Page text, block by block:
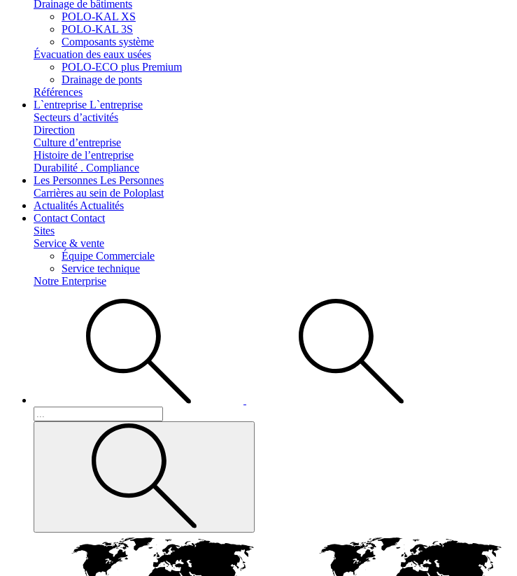
Drainage de bâtiments
POLO-KAL XS
POLO-KAL 3S
Composants système
Évacuation des eaux usées
POLO-ECO plus Premium
Drainage de ponts
Références
L`entreprise L`entreprise
Secteurs d’activités
Direction
Culture d’entreprise
Histoire de l’entreprise
Durabilité . Compliance
Les Personnes Les Personnes
Carrières au sein de Poloplast
Actualités Actualités
Contact Contact
Sites
Service & vente
Équipe Commerciale
Service technique
Notre Enterprise